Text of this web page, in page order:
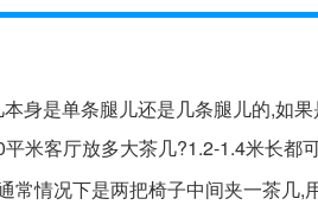
身是单条腿儿还是几条腿儿的,如
米客厅放多大茶几?1.2-1.4米长都
情况下是两把椅子中间夹一茶几,